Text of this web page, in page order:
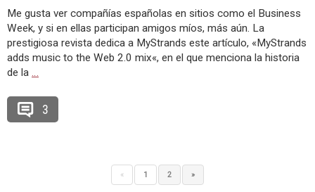
Me gusta ver compañías españolas en sitios como el Business
Week, y si en ellas participan amigos míos, más aún. La
prestigiosa revista dedica a MyStrands este artículo, «MyStrands
adds music to the Web 2.0 mix«, en el que menciona la historia
de la …
3
« 1 2 »